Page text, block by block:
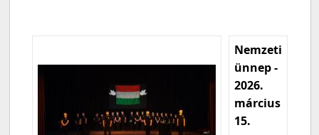
Nemzeti
ünnep -
2026.
március
15.